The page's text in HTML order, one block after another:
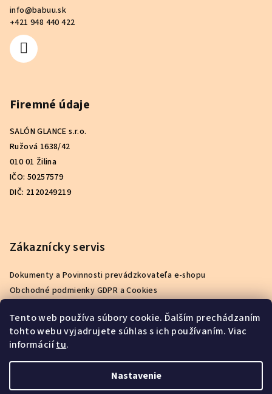
Tento web používa súbory cookie. Ďalším prechádzaním
tohto webu vyjadrujete súhlas s ich používaním. Viac
informáciítu.
Nastavenie
info@babuu.sk
+421 948 440 422
Firemné údaje
SALÓN GLANCE s.r.o.
Ružová 1638/42
010 01 Žilina
IČO: 50257579
DIČ: 2120249219
Zákaznícky servis
Dokumenty a Povinnosti prevádzkovateľa e-shopu
Obchodné podmienky GDPR a Cookies
Reklamačný poriadok
Ako nakupovať
Kontakty
O nás